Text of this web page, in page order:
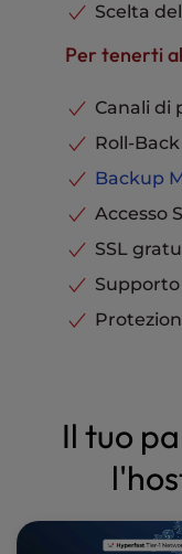
Scelta
Per tenerti
Canali di
Roll-
Backup
Accesso
SSL
Il tuo